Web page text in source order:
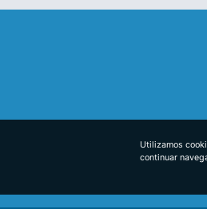
Utilizamos
continuar